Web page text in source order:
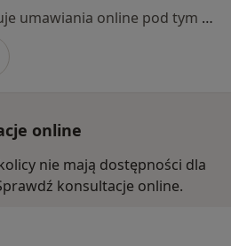
Specjalista nie oferuje umawiania online pod tym adresem.
online
nie mają dostępności dla
konsultacje online.